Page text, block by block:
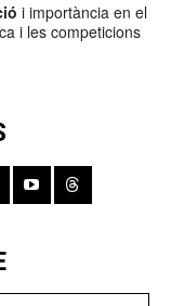
i importància en el
i les competicions